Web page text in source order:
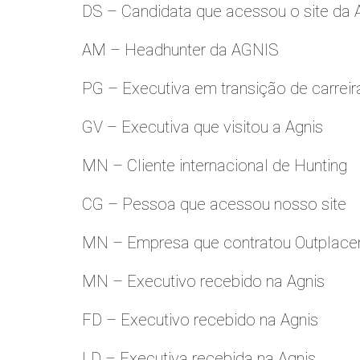
DS – Candidata que acessou o site da
AM – Headhunter da AGNIS
PG – Executiva em transição de
GV – Executiva que visitou a Agnis
MN – Cliente internacional de Hunting
CG – Pessoa que acessou nosso site
MN – Empresa que contratou
MN – Executivo recebido na Agnis
FD – Executivo recebido na Agnis